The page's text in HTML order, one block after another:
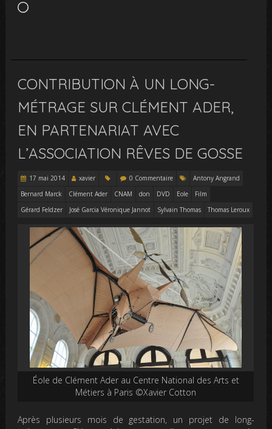
Chargement…
CONTRIBUTION À UN LONG-
MÉTRAGE SUR CLÉMENT ADER,
EN PARTENARIAT AVEC
L’ASSOCIATION RÊVES DE GOSSE
17 mai 2014 xavier 0 Commentaire
Antony Angrand
Bernard Marck
Clément Ader CNAM don DVD Eole
Film
Gérard Feldzer
José Garcia Véronique Jannot Sylvain Thomas Thomas Leroux
Éole de Clément Ader au Centre National des Arts et
Métiers à Paris ©Xavier Cotton
Après plusieurs mois de gestation, un projet de long-